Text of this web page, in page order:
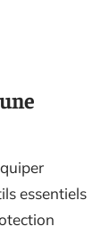
essentiels